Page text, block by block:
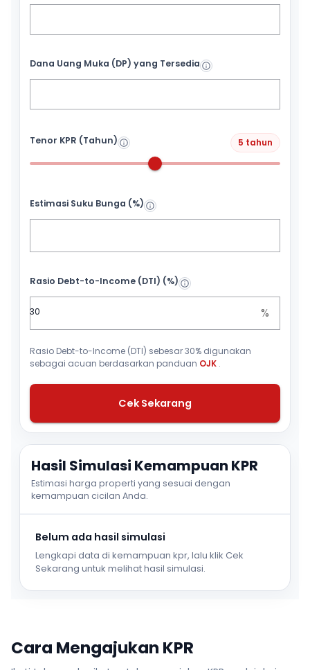
Dana Uang Muka (DP) yang Tersedia
Tenor KPR (Tahun) 5 tahun
Estimasi Suku Bunga (%)
Rasio Debt-to-Income (DTI) (%)
%
Rasio Debt-to-Income (DTI) sebesar 30% digunakan
sebagai acuan berdasarkan panduan OJK .
Cek Sekarang
Hasil Simulasi Kemampuan KPR
Estimasi harga properti yang sesuai dengan
kemampuan cicilan Anda.
Belum ada hasil simulasi
Lengkapi data di kemampuan kpr, lalu klik Cek
Sekarang untuk melihat hasil simulasi.
Cara Mengajukan KPR